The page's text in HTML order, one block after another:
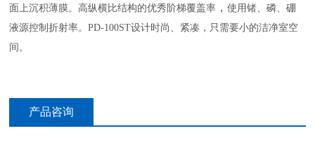
面上沉积薄膜。高纵横比结构的优秀阶梯覆盖率 ，使用锗、磷、硼
液源控制折射率。PD-100ST设计时尚、紧凑，只需要小的洁净室空
间。
产品咨询